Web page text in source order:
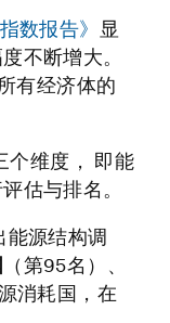
数报告》
显
不断增大。
有经济体的
个维度， 即能
估与排名。
源结构调
（第95名）、
消耗国，在